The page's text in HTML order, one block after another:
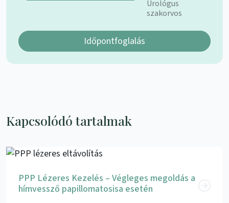
Urológus
szakorvos
Időpontfoglalás
Kapcsolódó tartalmak
PPP Lézeres Kezelés – Végleges megoldás a
hímvessző papillomatosisa esetén